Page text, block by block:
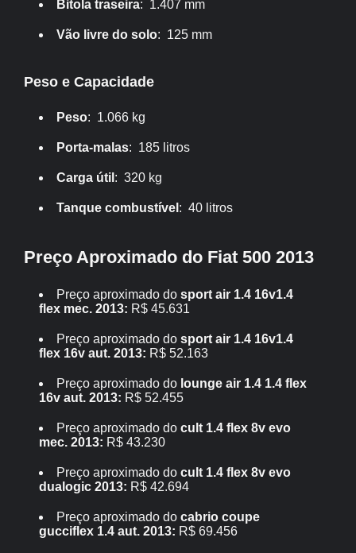
Bitola traseira: 1.407 mm
Vão livre do solo: 125 mm
Peso e Capacidade
Peso: 1.066 kg
Porta-malas: 185 litros
Carga útil : 320 kg
Tanque combustível : 40 litros
Preço Aproximado do Fiat 500 2013
Preço aproximado dosport air 1.4 16v1.4
flex mec. 2013: R$ 45.631
Preço aproximado dosport air 1.4 16v1.4
flex 16v aut. 2013: R$ 52.163
Preço aproximado do lounge air 1.4 1.4 flex
16v aut. 2013: R$ 52.455
Preço aproximado docult 1.4 flex 8v evo
mec. 2013: R$ 43.230
Preço aproximado docult 1.4 flex 8v evo
dualogic 2013: R$ 42.694
Preço aproximado docabrio coupe
gucciflex 1.4 aut. 2013: R$ 69.456